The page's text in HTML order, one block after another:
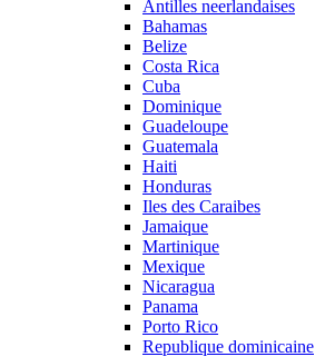
Antilles neerlandaises
Bahamas
Belize
Costa Rica
Cuba
Dominique
Guadeloupe
Guatemala
Haiti
Honduras
Iles des Caraibes
Jamaique
Martinique
Mexique
Nicaragua
Panama
Porto Rico
Republique dominicaine